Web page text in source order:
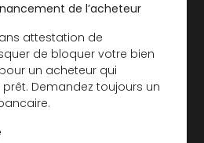
de l’acheteur
attestation de
de bloquer votre bien
un acheteur qui
Demandez toujours un